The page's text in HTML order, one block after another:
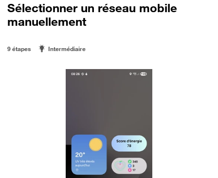
Sélectionner un réseau mobile
manuellement
9 étapes Intermédiaire